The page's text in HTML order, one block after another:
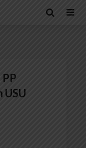
USU